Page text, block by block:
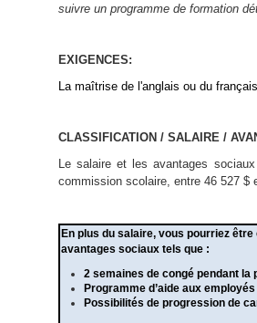
suivre un programme de formation
EXIGENCES:
La maîtrise de l'anglais ou du
CLASSIFICATION / SALAIRE /
Le salaire et les avantages
commission scolaire, entre 46 527 $
En plus du salaire, vous pourriez être
avantages sociaux tels que :
2 semaines de congé pendant
Programme d’aide aux
Possibilités de progression de